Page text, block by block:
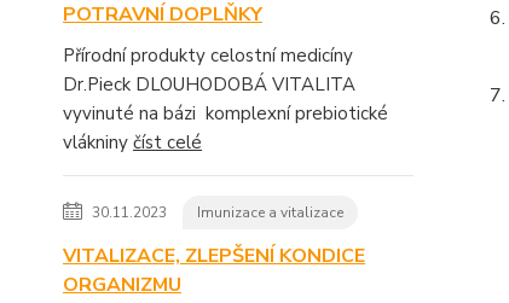
POTRAVNÍ DOPLŇKY
Přírodní produkty celostní medicíny
Dr.Pieck DLOUHODOBÁ VITALITA
vyvinuté na bázi komplexní prebiotické
vlákniny číst celé
30.11.2023 Imunizace a vitalizace
VITALIZACE, ZLEPŠENÍ KONDICE
ORGANIZMU